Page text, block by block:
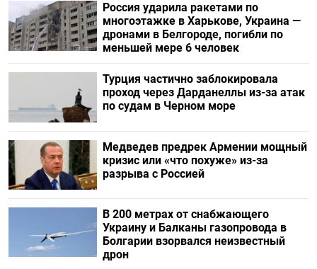
Россия ударила ракетами по
многоэтажке в Харькове, Украина —
дронами в Белгороде, погибли по
меньшей мере 6 человек
Турция частично заблокировала
проход через Дарданеллы из-за атак
по судам в Черном море
Медведев предрек Армении мощный
кризис или «что похуже» из-за
разрыва с Россией
В 200 метрах от снабжающего
Украину и Балканы газопровода в
Болгарии взорвался неизвестный
дрон